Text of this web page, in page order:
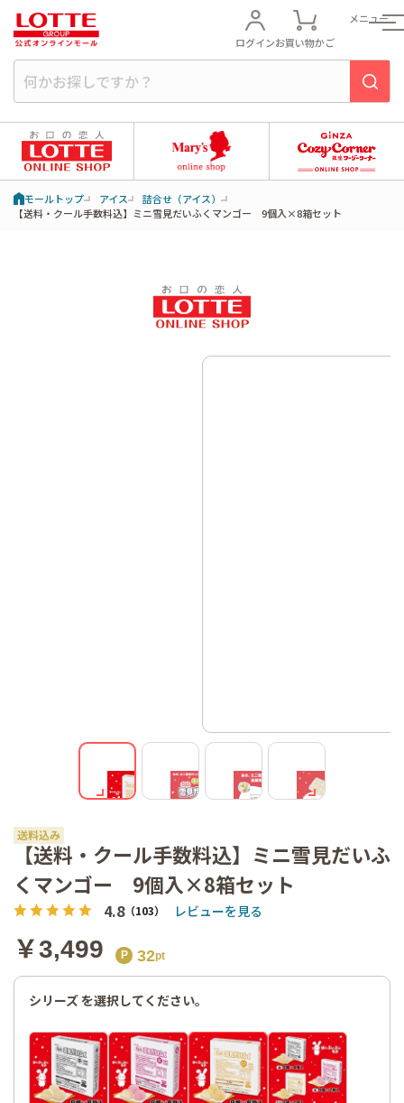
ログインお買い物かご
メニュー
モールトップ アイス
詰合せ（アイス）
【送料・クール手数料込】ミニ雪見だいふくマンゴー 9個入×8箱セット
数料込】
ミニ雪見
だいふく
マンゴ
ー 9個入
×8箱セッ
ト
【送料・クール手数料込】ミニ雪見だいふ
くマンゴー 9個入×8箱セット
4.8（103） レビューを見る
￥3,499 32
シリーズ を選択してください。